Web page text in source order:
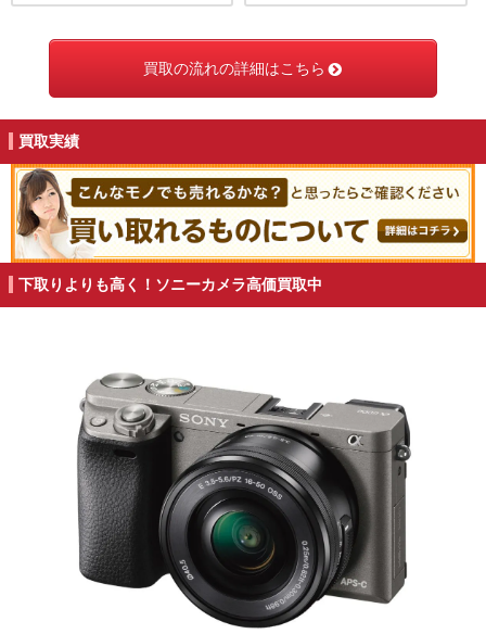
買取の流れの詳細はこちら
買取実績
下取りよりも高く！ソニーカメラ高価買取中